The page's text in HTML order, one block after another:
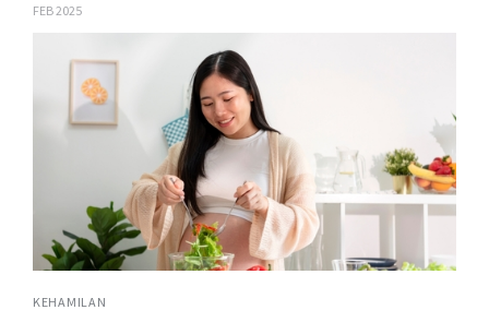
FEB 2025
KEHAMILAN